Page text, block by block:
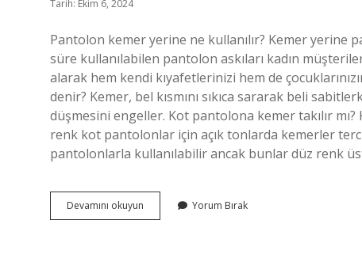
Tarih: Ekim 6, 2024
Pantolon kemer yerine ne kullanılır? Kemer yerine
süre kullanılabilen pantolon askıları kadın
alarak hem kendi kıyafetlerinizi hem de
denir? Kemer, bel kısmını sıkıca sararak beli
düşmesini engeller. Kot pantolona kemer takılır
renk kot pantolonlar için açık tonlarda kemerler
pantolonlarla kullanılabilir ancak bunlar düz renk
Devamını okuyun
Yerine
Yorum Bırak